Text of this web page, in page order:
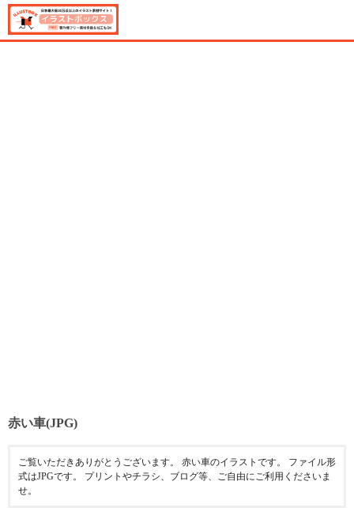
赤い車(JPG)
ご覧いただきありがとうございます。 赤い車のイラストです。 ファイル形
式はJPGです。 プリントやチラシ、ブログ等、ご自由にご利用くださいま
せ。